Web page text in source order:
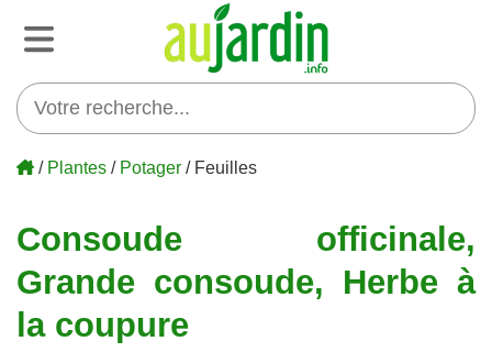
/ Plantes / Potager / Feuilles
Consoude officinale,
Grande consoude, Herbe à
la coupure